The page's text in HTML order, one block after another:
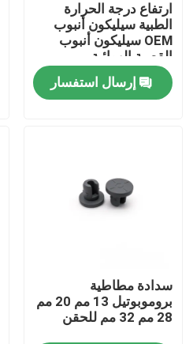
منزل
جولة في المعمل
اتصل بنا
ارتفاع درجة الحرارة
الطبية سيليكون أنبوب
OEM سيليكون أنبوب
القصبة الهوائية
إرسال استفسار
سدادة مطاطية
بروموبوتيل 13 مم 20 مم
28 مم 32 مم للحقن